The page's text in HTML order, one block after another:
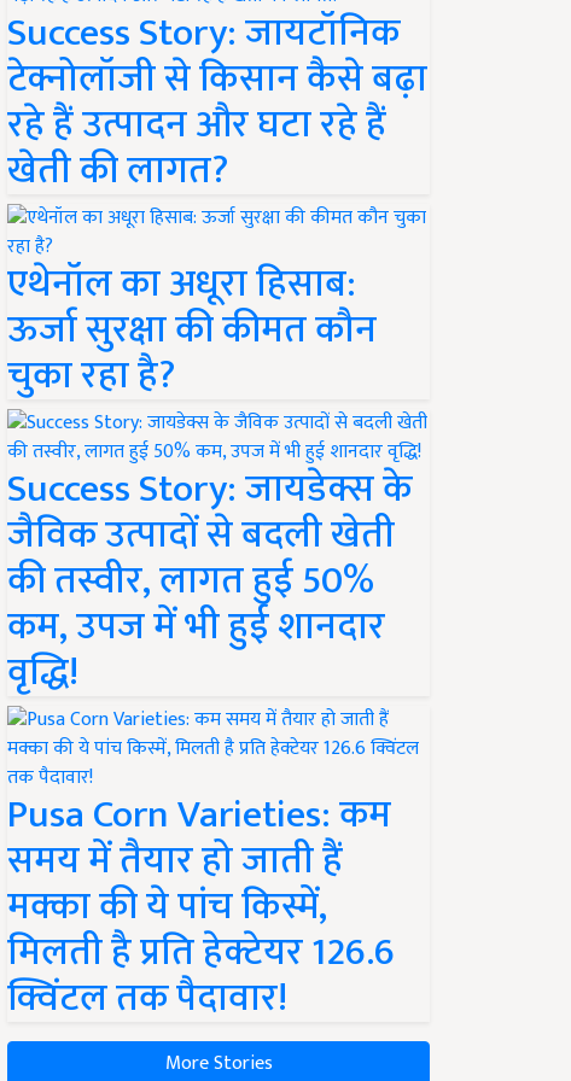
Success Story: जायटॉनिक
टेक्नोलॉजी से किसान कैसे बढ़ा
रहे हैं उत्पादन और घटा रहे हैं
खेती की लागत?
एथेनॉल का अधूरा हिसाब:
ऊर्जा सुरक्षा की कीमत कौन
चुका रहा है?
Success Story: जायडेक्स के
जैविक उत्पादों से बदली खेती
की तस्वीर, लागत हुई 50%
कम, उपज में भी हुई शानदार
वृद्धि!
Pusa Corn Varieties: कम
समय में तैयार हो जाती हैं
मक्का की ये पांच किस्में,
मिलती है प्रति हेक्टेयर 126.6
क्विंटल तक पैदावार!
More Stories